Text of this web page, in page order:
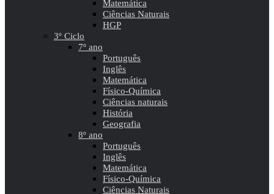
Matemática
Ciências Naturais
HGP
3º Ciclo
7º ano
Português
Inglês
Matemática
Físico-Química
Ciências naturais
História
Geografia
8º ano
Português
Inglês
Matemática
Físico-Química
Ciências Naturais